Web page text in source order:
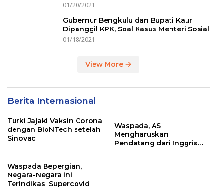
01/20/2021
Gubernur Bengkulu dan Bupati Kaur
Dipanggil KPK, Soal Kasus Menteri Sosial
01/18/2021
View More
Berita Internasional
Turki Jajaki Vaksin Corona
dengan BioNTech setelah
Sinovac
Waspada, AS
Mengharuskan
Pendatang dari Inggris
Waspada Bepergian,
Negara-Negara ini
Terindikasi Supercovid